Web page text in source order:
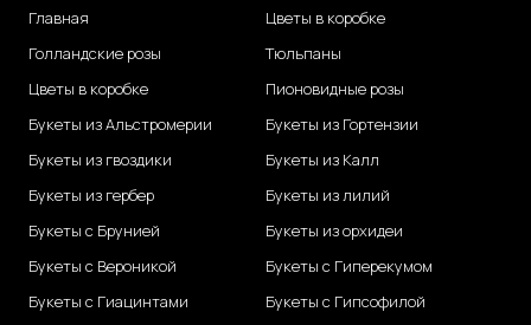
Главная
Голландские розы
Цветы в коробке
Букеты из Альстромерии
Букеты из гвоздики
Букеты из гербер
Букеты с Брунией
Букеты с Вероникой
Букеты с Гиацинтами
Цветы в коробке
Тюльпаны
Пионовидные розы
Букеты из Гортензии
Букеты из Калл
Букеты из лилий
Букеты из орхидеи
Букеты с Гиперекумом
Букеты с Гипсофилой